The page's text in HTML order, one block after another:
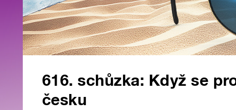
616. schůzka: Když se
česku